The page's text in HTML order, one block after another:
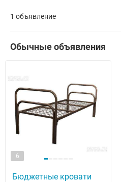
1 объявление
Обычные объявления
6
Бюджетные кровати